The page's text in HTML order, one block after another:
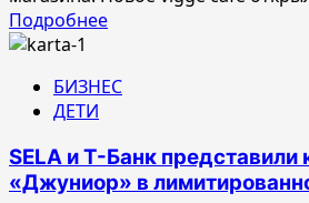
российских
дизайнеров
ПодробнееПрочитать
SELA
Санкт-
Петербурге
БИЗНЕС
ДЕТИ
SELA и Т-Банк представили
«Джуниор» в